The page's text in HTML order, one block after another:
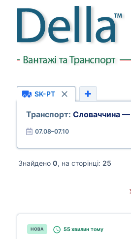
SK-PT
Транспорт: Словаччина —
07.08–07.10
Знайдено 0, на сторінці: 25
НОВА 55 хвилин тому